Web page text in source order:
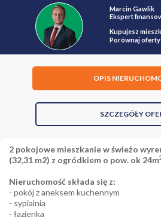
Marcin Gawlik
Ekspert
Kupujesz
Porównaj
OPIS
SZCZEGÓŁY
2 pokojowe mieszkanie w świeżo
(32,31 m2) z ogródkiem o pow. ok 24m
Nieruchomość składa się z:
- pokój z aneksem kuchennym
- sypialnia
- łazienka